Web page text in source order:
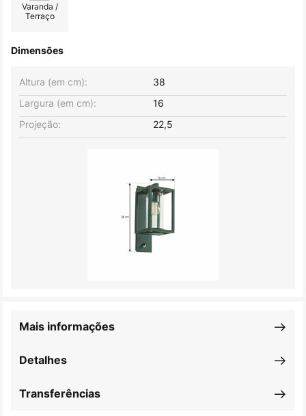
Varanda /
Terraço
Dimensões
Largura (em cm): 16
Altura (em cm): 38
Projeção: 22,5
Detalhes
Mais informações
Transferências